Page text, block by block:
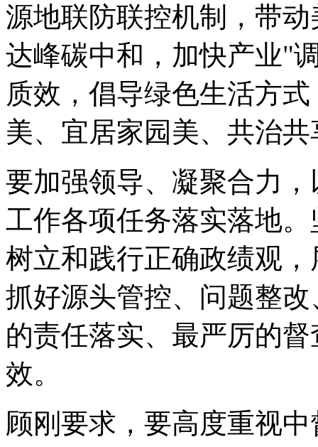
源地联防联控机制，带
达峰碳中和，加快产业"
质效，倡导绿色生活方
美、宜居家园美、共治
要加强领导、凝聚合力
工作各项任务落实落地
树立和践行正确政绩观
抓好源头管控、问题整
的责任落实、最严厉的
效。
顾刚要求，要高度重视